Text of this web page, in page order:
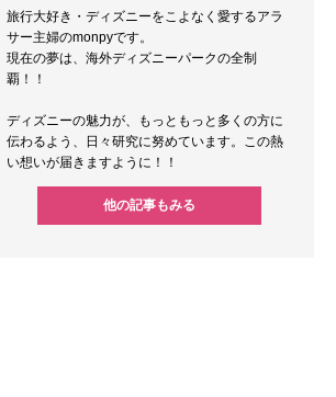
旅行大好き・ディズニーをこよなく愛するアラ
サー主婦のmonpyです。
現在の夢は、海外ディズニーパークの全制
覇！！
ディズニーの魅力が、もっともっと多くの方に
伝わるよう、日々研究に努めています。この熱
い想いが届きますように！！
他の記事もみる